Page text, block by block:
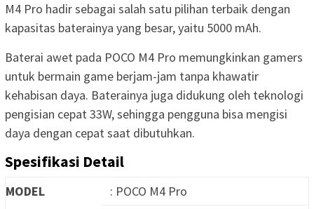
M4 Pro hadir sebagai salah satu pilihan terbaik dengan
kapasitas baterainya yang besar, yaitu 5000 mAh.
Baterai awet pada POCO M4 Pro memungkinkan gamers
untuk bermain game berjam-jam tanpa khawatir
kehabisan daya. Baterainya juga didukung oleh teknologi
pengisian cepat 33W, sehingga pengguna bisa mengisi
daya dengan cepat saat dibutuhkan.
Spesifikasi Detail
MODEL
: POCO M4 Pro